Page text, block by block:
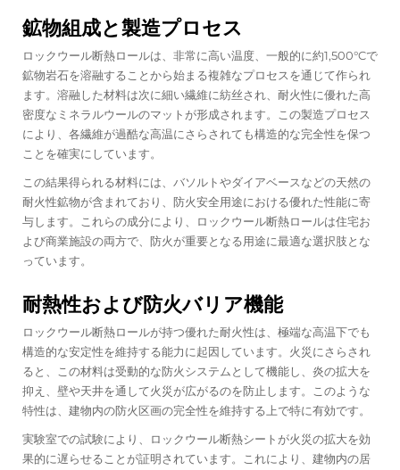
鉱物組成と製造プロセス
ロックウール断熱ロールは、非常に高い温度、一般的に約1,500°Cで
鉱物岩石を溶融することから始まる複雑なプロセスを通じて作られ
ます。溶融した材料は次に細い繊維に紡丝され、耐火性に優れた高
密度なミネラルウールのマットが形成されます。この製造プロセス
により、各繊維が過酷な高温にさらされても構造的な完全性を保つ
ことを確実にしています。
この結果得られる材料には、バソルトやダイアベースなどの天然の
耐火性鉱物が含まれており、防火安全用途における優れた性能に寄
与します。これらの成分により、ロックウール断熱ロールは住宅お
よび商業施設の両方で、防火が重要となる用途に最適な選択肢とな
っています。
耐熱性および防火バリア機能
ロックウール断熱ロールが持つ優れた耐火性は、極端な高温下でも
構造的な安定性を維持する能力に起因しています。火災にさらされ
ると、この材料は受動的な防火システムとして機能し、炎の拡大を
抑え、壁や天井を通して火災が広がるのを防止します。このような
特性は、建物内の防火区画の完全性を維持する上で特に有効です。
実験室での試験により、ロックウール断熱シートが火災の拡大を効
果的に遅らせることが証明されています。これにより、建物内の居